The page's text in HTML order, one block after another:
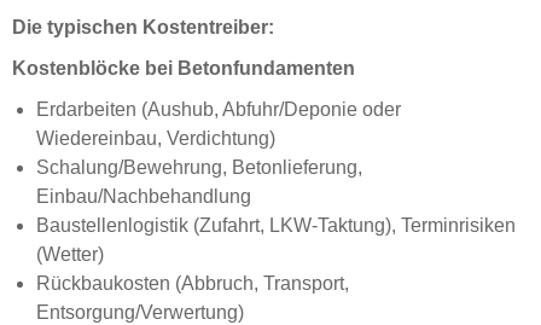
Die typischen Kostentreiber:
Kostenblöcke bei Betonfundamenten
Erdarbeiten (Aushub, Abfuhr/Deponie oder
Wiedereinbau, Verdichtung)
Schalung/Bewehrung, Betonlieferung,
Einbau/Nachbehandlung
Baustellenlogistik (Zufahrt, LKW-Taktung), Terminrisiken
(Wetter)
Rückbaukosten (Abbruch, Transport,
Entsorgung/Verwertung)